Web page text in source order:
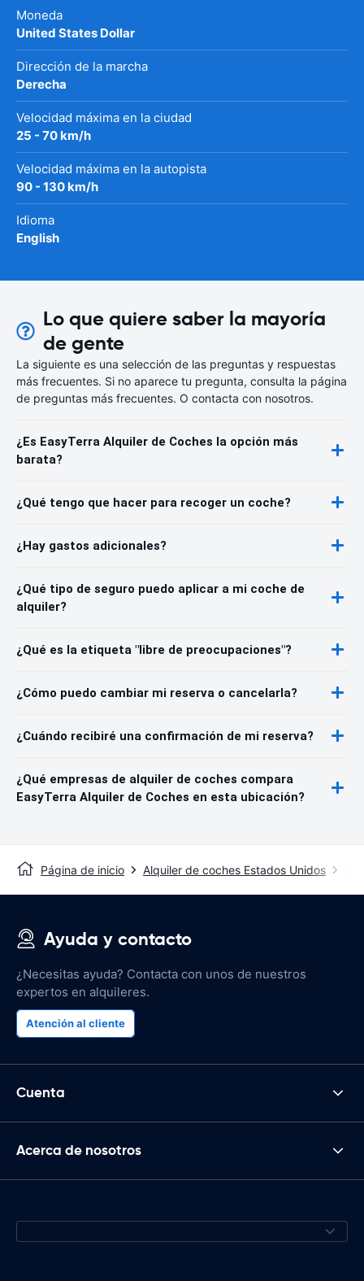
Moneda
United States Dollar
Dirección de la marcha
Derecha
Velocidad máxima en la ciudad
25 - 70 km/h
Velocidad máxima en la autopista
90 - 130 km/h
Idioma
English
Lo que quiere saber la mayoría
de gente
La siguiente es una selección de las preguntas y respuestas
más frecuentes. Si no aparece tu pregunta, consulta la página
de preguntas más frecuentes. O contacta con nosotros.
¿Es EasyTerra Alquiler de Coches la opción más
barata?
¿Qué tengo que hacer para recoger un coche?
¿Hay gastos adicionales?
¿Qué tipo de seguro puedo aplicar a mi coche de
alquiler?
¿Qué es la etiqueta "libre de preocupaciones"?
¿Cómo puedo cambiar mi reserva o cancelarla?
¿Cuándo recibiré una confirmación de mi reserva?
¿Qué empresas de alquiler de coches compara
EasyTerra Alquiler de Coches en esta ubicación?
Página de inicio Alquiler de coches Estados Unidos
Ayuda y contacto
¿Necesitas ayuda? Contacta con unos de nuestros
expertos en alquileres.
Atención al cliente
Cuenta
Acerca de nosotros